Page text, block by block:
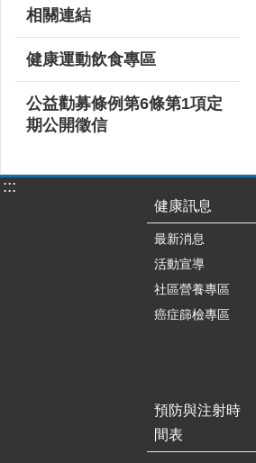
相關連結
健康運動飲食專區
公益勸募條例第6條第1項定
期公開徵信
:::
健康訊息
最新消息
活動宣導
社區營養專區
癌症篩檢專區
預防與注射時
間表